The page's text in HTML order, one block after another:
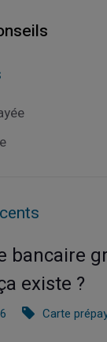
bancaire
existe ?
Carte